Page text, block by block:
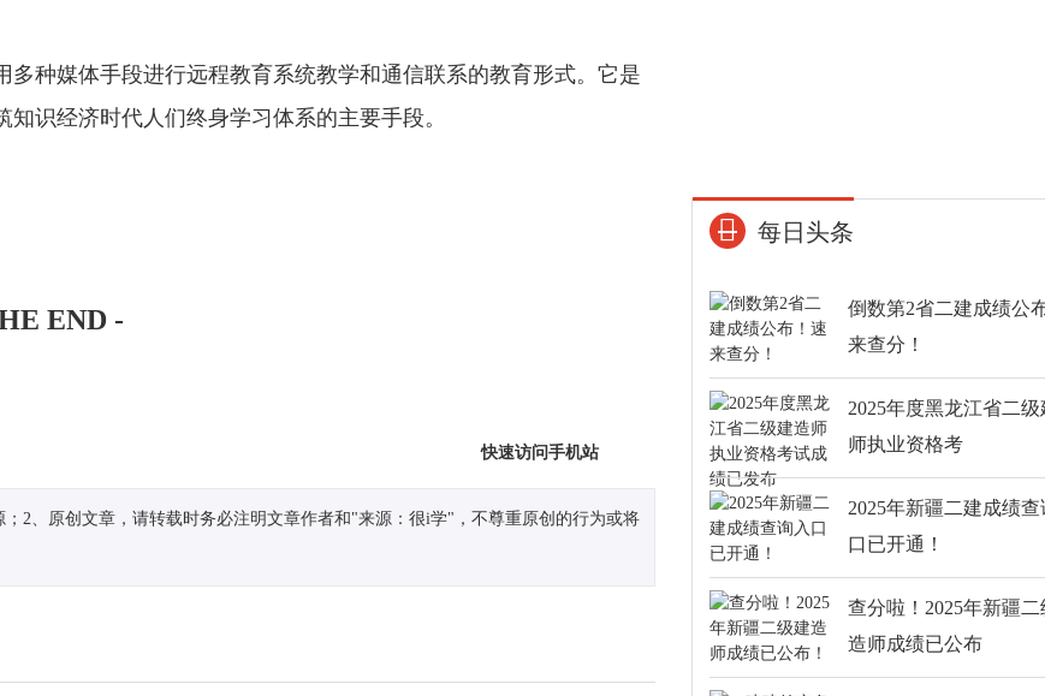
种媒体手段进行远程教育系统教学和通信联系的教育形式。它是
识经济时代人们终身学习体系的主要手段。
END -
快速访问手机站
2、原创文章，请转载时务必注明文章作者和"来源：很i学"，不尊重原创的行为或将
每日头条
倒数第2省二建成绩公
来查分！
2025年度黑龙江省二级
师执业资格考
2025年新疆二建成绩查
口已开通！
查分啦！2025年新疆二
造师成绩已公布